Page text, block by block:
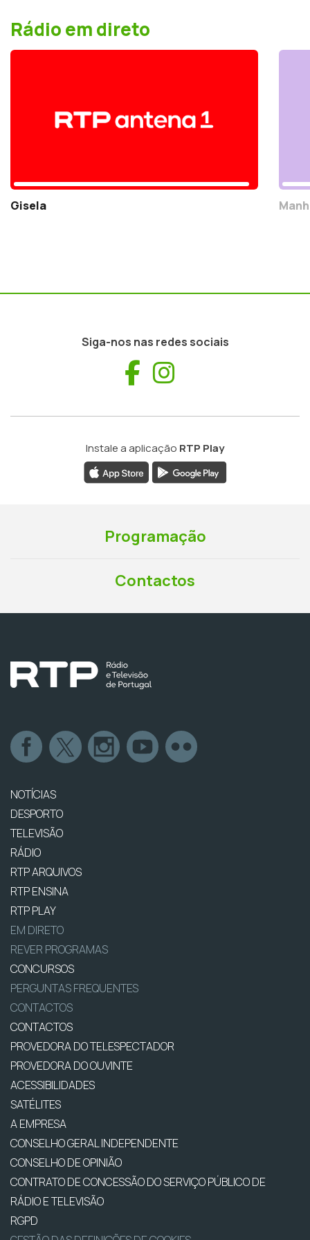
Rádio em direto
Gisela
Siga-nos nas redes sociais
Facebook
Instale a aplicação RTP Play
Programação
Contactos
NOTÍCIAS
DESPORTO
TELEVISÃO
RÁDIO
RTP ARQUIVOS
RTP ENSINA
RTP PLAY
EM DIRETO
REVER PROGRAMAS
CONCURSOS
PERGUNTAS FREQUENTES
CONTACTOS
CONTACTOS
PROVEDORA DO TELESPECTADOR
PROVEDORA DO OUVINTE
ACESSIBILIDADES
SATÉLITES
A EMPRESA
CONSELHO GERAL INDEPENDENTE
CONSELHO DE OPINIÃO
CONTRATO DE CONCESSÃO DO SERVIÇO PÚBLICO DE
RÁDIO E TELEVISÃO
RGPD